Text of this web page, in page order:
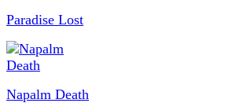
Paradise Lost
Napalm Death